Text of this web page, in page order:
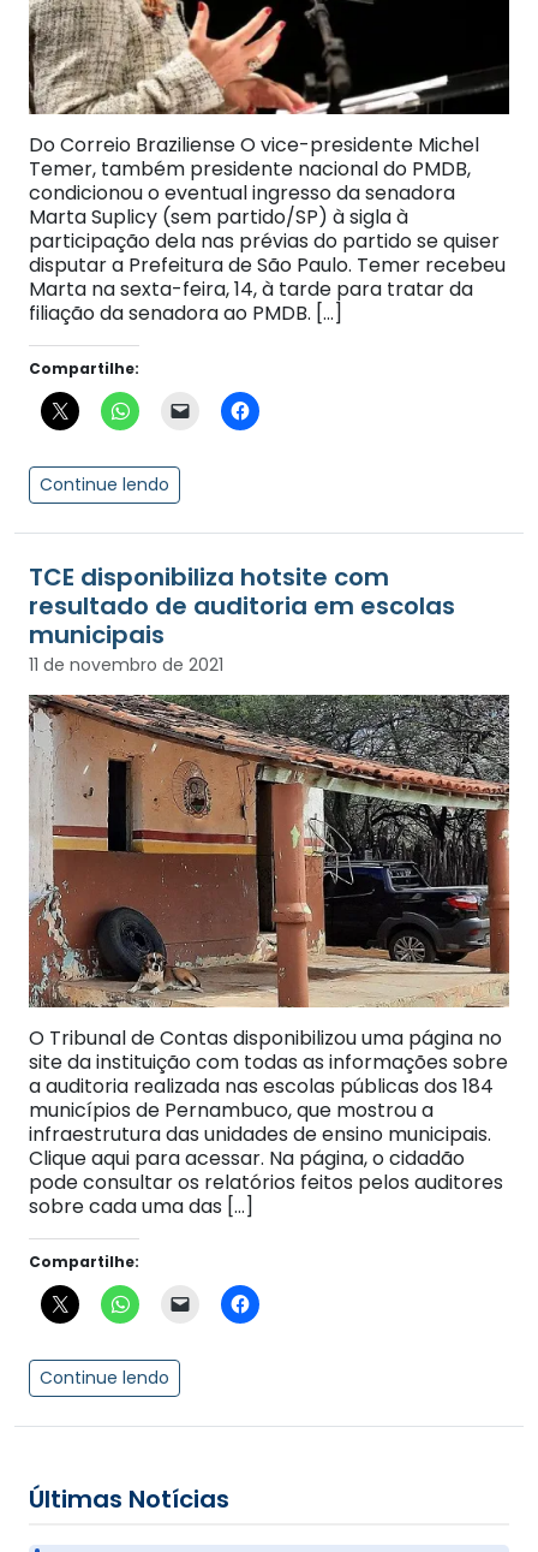
Do Correio Braziliense O vice-presidente Michel
Temer, também presidente nacional do PMDB,
condicionou o eventual ingresso da senadora
Marta Suplicy (sem partido/SP) à sigla à
participação dela nas prévias do partido se quiser
disputar a Prefeitura de São Paulo. Temer recebeu
Marta na sexta-feira, 14, à tarde para tratar da
filiação da senadora ao PMDB. […]
Compartilhe:
Continue lendo
TCE disponibiliza hotsite com
resultado de auditoria em escolas
municipais
11 de novembro de 2021
O Tribunal de Contas disponibilizou uma página no
site da instituição com todas as informações sobre
a auditoria realizada nas escolas públicas dos 184
municípios de Pernambuco, que mostrou a
infraestrutura das unidades de ensino municipais.
Clique aqui para acessar. Na página, o cidadão
pode consultar os relatórios feitos pelos auditores
sobre cada uma das […]
Compartilhe:
Continue lendo
Últimas Notícias